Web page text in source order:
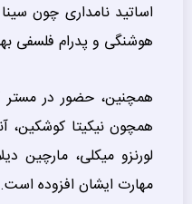
اساتید نامداری چون سینا
هوشنگی و پدرام فلسفی
همچنین، حضور در مستر
همچون نیکیتا کوشکین،
لورنزو میکلی، مارچین
مهارت ایشان افزوده است.